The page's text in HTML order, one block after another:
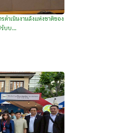
ำเนินงานล้งแห่งชาติของ
รับบ...